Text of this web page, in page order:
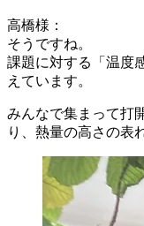
高橋様：
そうですね。
課題に対する「温度
えています。
みんなで集まって打
り、熱量の高さの表